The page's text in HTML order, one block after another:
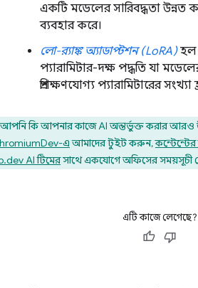
একটি মডেলের সারিবদ্ধতা উন্নত
ব্যবহার করে।
লো-র‍্যাঙ্ক অ্যাডাপ্টশন (LoRA)হল
প্যারামিটার-দক্ষ পদ্ধতি যা
প্রশিক্ষণযোগ্য প্যারামিটারের সংখ্যা
আপনি কি আপনার কাজে AI অন্তর্ভুক্ত করার আরও
এআমাদের টুইট করুন,
AI টিমেরসাথে একযোগে অফিসের সময়সূচী
এটি কাজে লেগেছে?